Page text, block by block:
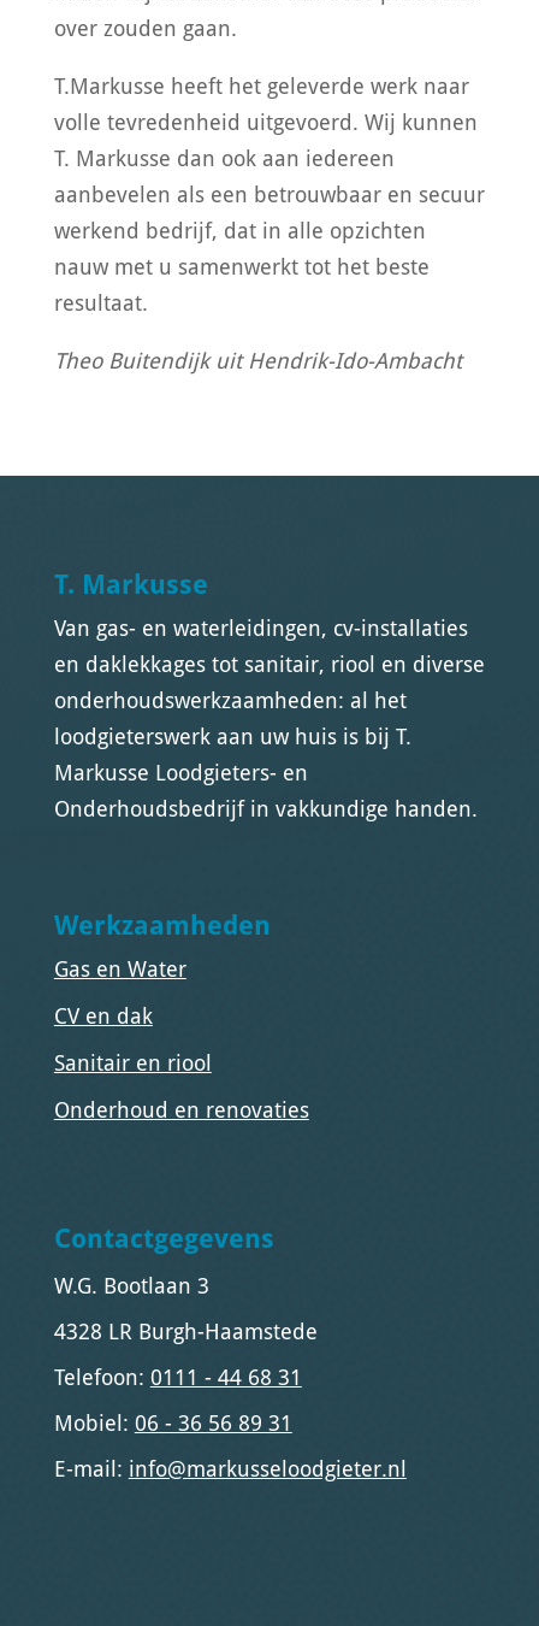
over zouden gaan.
T.Markusse heeft het geleverde werk naar
volle tevredenheid uitgevoerd. Wij kunnen
T. Markusse dan ook aan iedereen
aanbevelen als een betrouwbaar en secuur
werkend bedrijf, dat in alle opzichten
nauw met u samenwerkt tot het beste
resultaat.
Theo Buitendijk uit Hendrik-Ido-Ambacht
T. Markusse
Van gas- en waterleidingen, cv-installaties
en daklekkages tot sanitair, riool en diverse
onderhoudswerkzaamheden: al het
loodgieterswerk aan uw huis is bij T.
Markusse Loodgieters- en
Onderhoudsbedrijf in vakkundige handen.
Werkzaamheden
Gas en Water
CV en dak
Sanitair en riool
Onderhoud en renovaties
Contactgegevens
W.G. Bootlaan 3
4328 LR Burgh-Haamstede
Telefoon: 0111 - 44 68 31
Mobiel: 06 - 36 56 89 31
E-mail: info@markusseloodgieter.nl